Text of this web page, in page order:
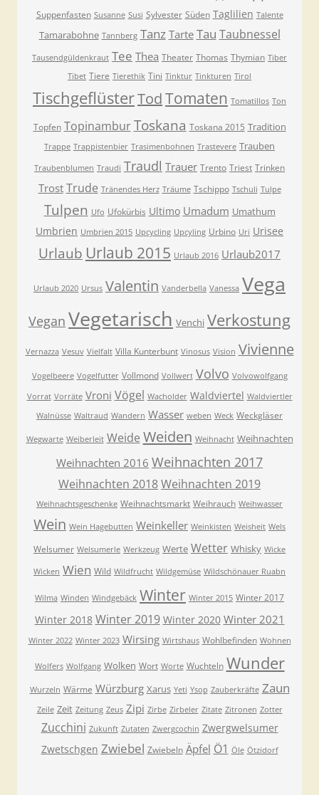
Suppenfasten Susanne Susi Sylvester Süden Taglilien Talente
Tamarabohne Tannberg Tanz Tarte Tau Taubnessel
Tausendgüldenkraut Tee Thea Theater Thomas Thymian Tiber
Tibet Tiere Tierethik Tini Tinktur Tinkturen Tirol
TischgeflüsterTodTomaten Tomatillos Ton
Topfen Topinambur Toskana Toskana 2015 Tradition
Trappe Trappistenbier Trasimenbohnen Trastevere Trauben
Traubenblumen Traudi Traudl Trauer Trento Triest Trinken
Trost Trude Tränendes Herz Träume Tschippo Tschuli Tulpe
Tulpen Ufo Ufokürbis Ultimo Umadum Umathum
Umbrien Umbrien 2015 Upcycling Upcyling Urbino Uri Urisee
Urlaub Urlaub 2015 Urlaub 2016 Urlaub2017
Urlaub 2020 Ursus Valentin Vanderbella Vanessa Vega
Vegan Vegetarisch Venchi Verkostung
Vernazza Vesuv Vielfalt Villa Kunterbunt Vinosus Vision Vivienne
Vogelbeere Vogelfutter Vollmond Vollwert Volvo Volvowolfgang
Vorrat Vorräte Vroni Vögel Wacholder Waldviertel Waldviertler
Walnüsse Waltraud Wandern Wasser weben Weck Weckgläser
Wegwarte Weiberleit Weide Weiden Weihnacht Weihnachten
Weihnachten 2016 Weihnachten 2017
Weihnachten 2018Weihnachten 2019
Weihnachtsgeschenke Weihnachtsmarkt Weihrauch Weihwasser
Wein Wein Hagebutten Weinkeller Weinkisten Weisheit Wels
Welsumer Welsumerle Werkzeug Werte Wetter Whisky Wicke
Wicken Wien Wild Wildfrucht Wildgemüse Wildschönauer Ruabn
Wilma Winden Windgebäck Winter Winter 2015 Winter 2017
Winter 2018 Winter 2019 Winter 2020 Winter 2021
Winter 2022 Winter 2023 Wirsing Wirtshaus Wohlbefinden Wohnen
Wolfers Wolfgang Wolken Wort Worte Wuchteln Wunder
Wurzeln Wärme Würzburg Xarus Yeti Ysop Zauberkräfte Zaun
Zeile Zeit Zeitung Zeus Zipi Zirbe Zirbeler Zitate Zitronen Zotter
Zucchini Zukunft Zutaten Zwergcochin Zwergwelsumer
Zwetschgen Zwiebel Zwiebeln Äpfel Ö1 Öle Ötzidorf